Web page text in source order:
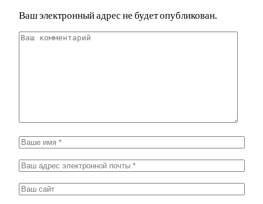
Ваш электронный адрес не будет опубликован.